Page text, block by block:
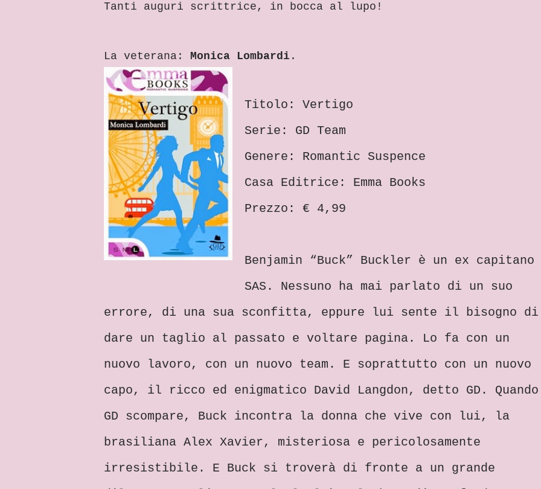
Tanti auguri scrittrice, in bocca al lupo!
La veterana: Monica Lombardi .
Titolo: Vertigo
Serie: GD Team
Genere: Romantic Suspence
Casa Editrice: Emma Books
Prezzo: € 4,99
Benjamin “Buck” Buckler è un ex capitano
SAS. Nessuno ha mai parlato di un suo
errore, di una sua sconfitta, eppure lui sente il bisogno di
dare un taglio al passato e voltare pagina. Lo fa con un
nuovo lavoro, con un nuovo team. E soprattutto con un nuovo
capo, il ricco ed enigmatico David Langdon, detto GD. Quando
GD scompare, Buck incontra la donna che vive con lui, la
brasiliana Alex Xavier, misteriosa e pericolosamente
irresistibile. E Buck si troverà di fronte a un grande